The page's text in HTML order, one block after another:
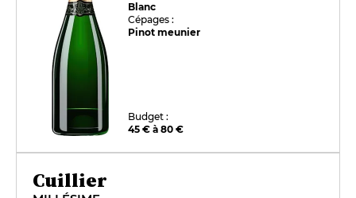
Blanc
Cépages :
Pinot meunier
Budget :
45 € à 80 €
Cuillier